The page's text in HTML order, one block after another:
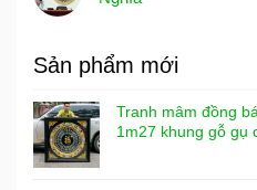
Sản phẩm mới
Tranh mâm đồng
1m27 khung gỗ gụ